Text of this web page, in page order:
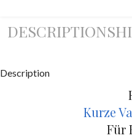
DESCRIPTION
Description
Kurze
Für